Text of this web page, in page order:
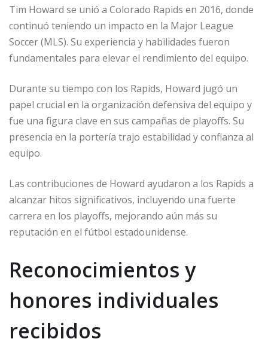
Tim Howard se unió a Colorado Rapids en 2016, donde
continuó teniendo un impacto en la Major League
Soccer (MLS). Su experiencia y habilidades fueron
fundamentales para elevar el rendimiento del equipo.
Durante su tiempo con los Rapids, Howard jugó un
papel crucial en la organización defensiva del equipo y
fue una figura clave en sus campañas de playoffs. Su
presencia en la portería trajo estabilidad y confianza al
equipo.
Las contribuciones de Howard ayudaron a los Rapids a
alcanzar hitos significativos, incluyendo una fuerte
carrera en los playoffs, mejorando aún más su
reputación en el fútbol estadounidense.
Reconocimientos y
honores individuales
recibidos